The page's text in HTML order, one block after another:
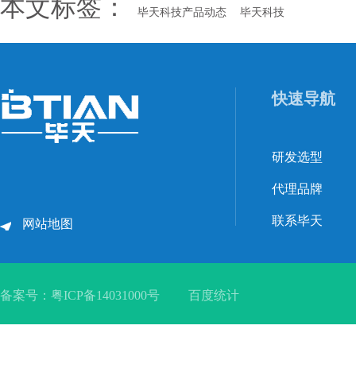
毕天科技产品动态 毕天科技
网站地图
快速导航
研发选型
代理品牌
联系毕天
备案号： 粤ICP备14031000号 百度统计